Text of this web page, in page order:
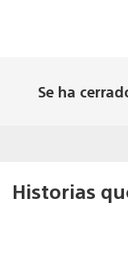
Se ha
Historias